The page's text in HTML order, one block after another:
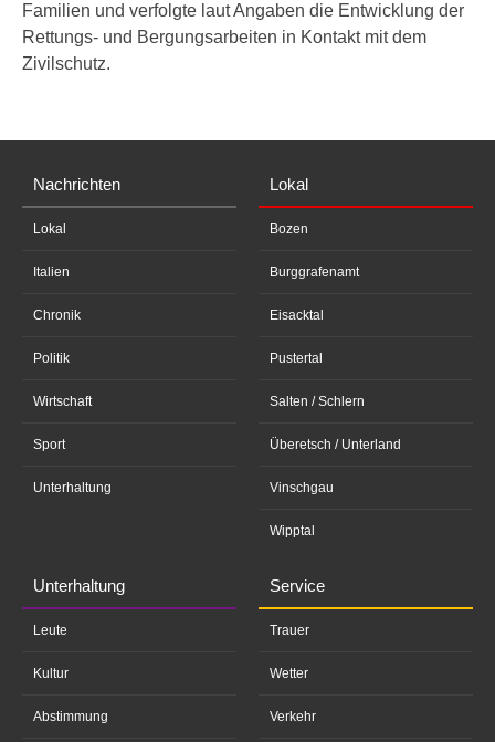
Familien und verfolgte laut Angaben die Entwicklung der
Rettungs- und Bergungsarbeiten in Kontakt mit dem
Zivilschutz.
Nachrichten
Lokal
Italien
Chronik
Politik
Wirtschaft
Sport
Unterhaltung
Lokal
Bozen
Burggrafenamt
Eisacktal
Pustertal
Salten / Schlern
Überetsch / Unterland
Vinschgau
Wipptal
Unterhaltung
Leute
Kultur
Abstimmung
Service
Trauer
Wetter
Verkehr